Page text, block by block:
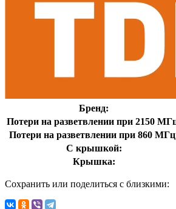
Бренд:
Потери на разветвлении при 2150
Потери на разветвлении при 860
С крышкой:
Крышка:
Сохранить или поделиться с близкими: